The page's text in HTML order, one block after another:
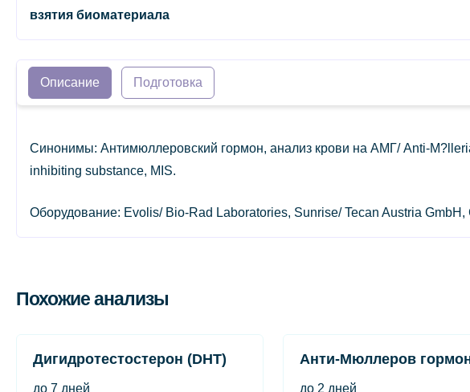
взятия биоматериала
Описание Подготовка
Синонимы: Антимюллеровский гормон, анализ крови на АМГ/ Anti-
inhibiting substance, MIS.
Оборудование: Evolis/ Bio-Rad Laboratories, Sunrise/ Tecan Austria
Похожие анализы
Дигидротестостерон (DHT)
до 7 дней
Анти-Мюллеров
до 2 дней